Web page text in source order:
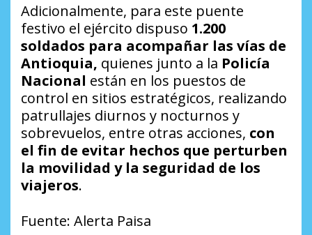
Adicionalmente, para este puente
festivo el ejército dispuso 1.200
soldados para acompañar las vías de
Antioquia, quienes junto a la Policía
Nacional están en los puestos de
control en sitios estratégicos, realizando
patrullajes diurnos y nocturnos y
sobrevuelos, entre otras acciones, con
el fin de evitar hechos que perturben
la movilidad y la seguridad de los
viajeros.
Fuente: Alerta Paisa